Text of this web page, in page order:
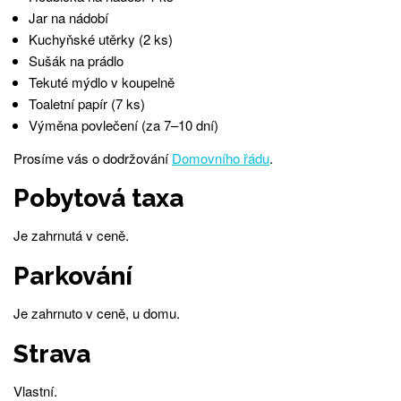
Jar na nádobí
Kuchyňské utěrky (2 ks)
Sušák na prádlo
Tekuté mýdlo v koupelně
Toaletní papír (7 ks)
Výměna povlečení (za 7–10 dní)
Prosíme vás o dodržováníDomovního řádu.
Pobytová taxa
Je zahrnutá v ceně.
Parkování
Je zahrnuto v ceně, u domu.
Strava
Vlastní.